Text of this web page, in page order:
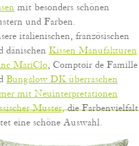
mit besonders schönen
und Farben.
italienischen, französischen
dänischen Kissen Manufakturen
MariClo, Comptoir de Famille
Bungalow DK überraschen
mit Neuinterpretationen
Muster,die Farbenvielfalt
eine schöne Auswahl.